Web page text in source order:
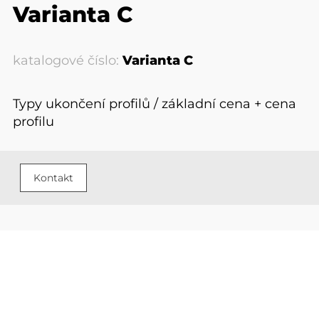
Varianta C
katalogové číslo: Varianta C
Typy ukončení profilů / základní cena + cena
profilu
Kontakt